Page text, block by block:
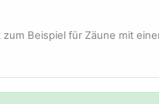
Beispiel für Zäune mit